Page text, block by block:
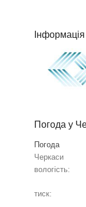
Інформація
Погода у
Погода
Черкаси
вологість:
тиск: